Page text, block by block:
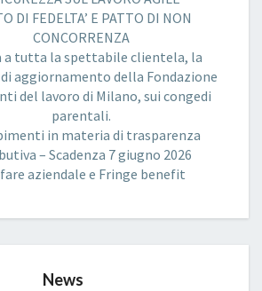
DI FEDELTA’ E PATTO DI NON
CONCORRENZA
a tutta la spettabile clientela, la
aggiornamento della Fondazione
del lavoro di Milano, sui congedi
parentali.
in materia di trasparenza
– Scadenza 7 giugno 2026
aziendale e Fringe benefit
News